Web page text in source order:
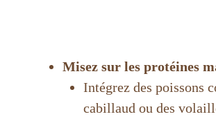
Misez sur les protéines
Intégrez des poissons
cabillaud ou des